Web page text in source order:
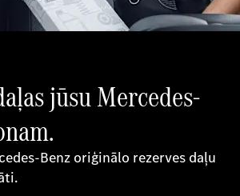
jūsu Mercedes-
Benz oriģinālo rezerves daļu